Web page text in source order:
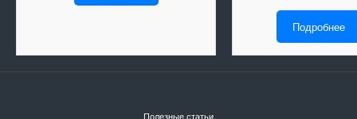
Подробнее
Полезные статьи